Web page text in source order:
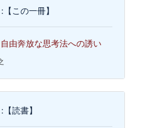
この一冊】
由奔放な思考法への誘い
読書】